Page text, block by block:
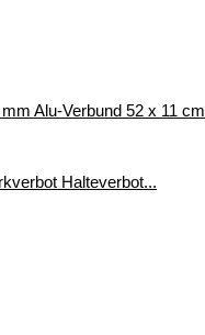
Alu-Verbund 52 x 11 cm